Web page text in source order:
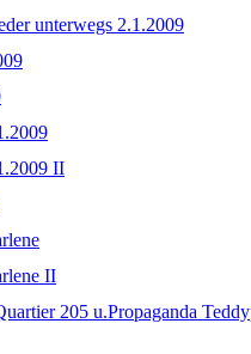
unterwegs 2.1.2009
II
II
205 u.Propaganda